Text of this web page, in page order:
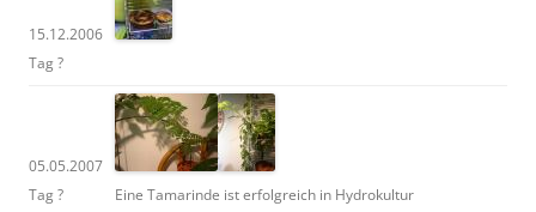
15.12.2006
Tag ?
05.05.2007
Tag ?
Eine Tamarinde ist erfolgreich in Hydrokultur